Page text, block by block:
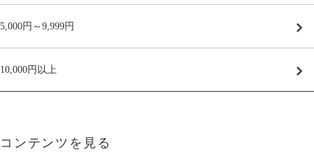
5,000円～9,999円
10,000円以上
コンテンツを見る